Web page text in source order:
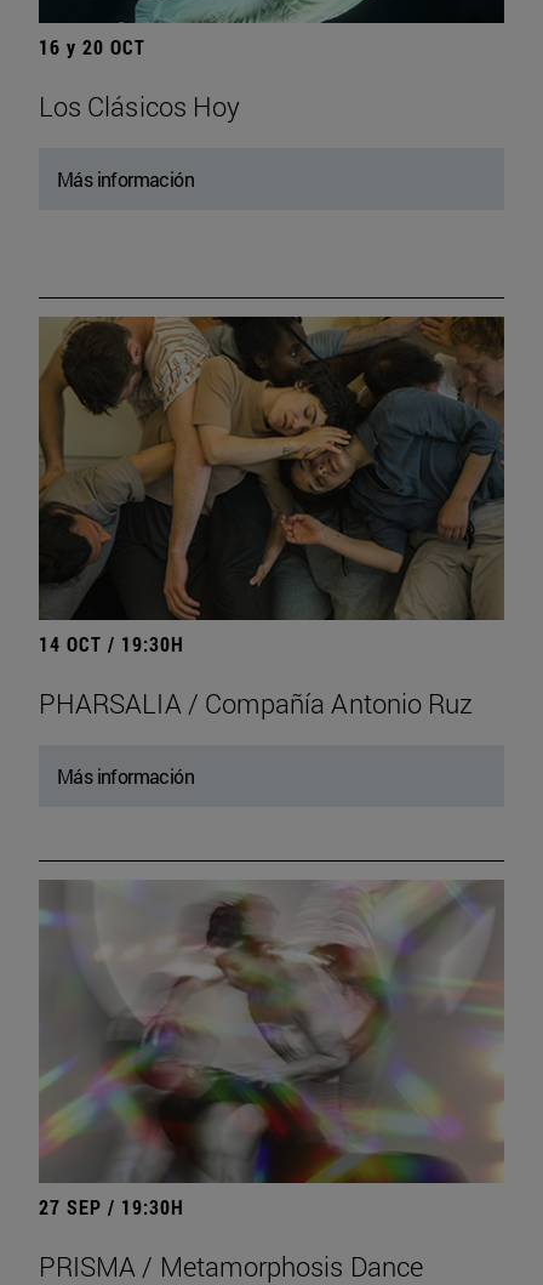
16 y 20 OCT
Los Clásicos Hoy
Más información
14 OCT / 19:30H
PHARSALIA / Compañía Antonio Ruz
Más información
27 SEP / 19:30H
PRISMA / Metamorphosis Dance